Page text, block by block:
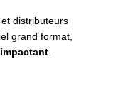
distributeurs
grand format,